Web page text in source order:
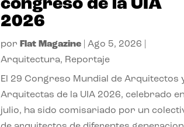
congreso de la UIA
2026
por Flat Magazine |Ago 5, 2026
Arquitectura, Reportaje
El 29 Congreso Mundial de Arquitectos
Arquitectas de la UIA 2026, celebrado en
julio, ha sido comisariado por un